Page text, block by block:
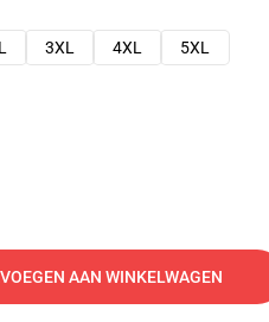
3XL 4XL
5XL
AAN WINKELWAGEN